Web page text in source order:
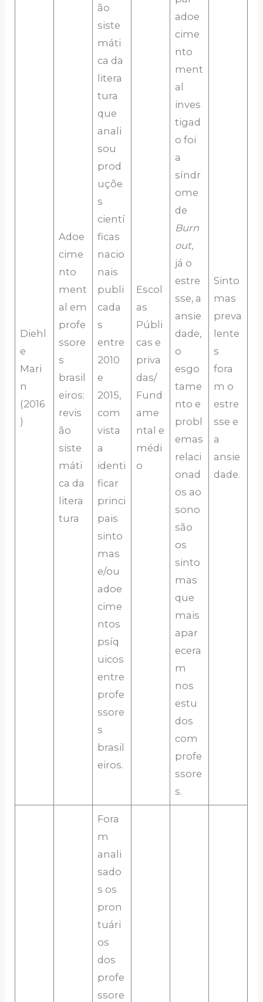
Diehl
e
Mari
n
(2016
)
Adoe
cime
nto
ment
al em
profe
ssore
s
brasil
eiros:
revis
ão
siste
máti
ca da
litera
tura
ão
siste
máti
ca da
litera
tura
que
anali
sou
prod
uçõe
s
cientí
ficas
nacio
nais
publi
cada
s
entre
2010
e
2015,
com
vista
a
identi
ficar
princi
pais
sinto
mas
e/ou
adoe
cime
ntos
psíq
uicos
entre
profe
ssore
s
brasil
eiros.
Escol
as
Públi
cas e
priva
das/
Fund
ame
ntal e
médi
o
adoe
cime
nto
ment
al
inves
tigad
o foi
a
síndr
ome
de
Burn
out,
já o
estre
sse, a
ansie
dade,
o
esgo
tame
nto e
probl
emas
relaci
onad
os ao
sono
são
os
sinto
mas
que
mais
apar
ecera
m
nos
estu
dos
com
profe
ssore
s.
Sinto
mas
preva
lente
s
fora
m o
estre
sse e
a
ansie
dade.
Fora
m
anali
sado
s os
pron
tuári
os
dos
profe
ssore